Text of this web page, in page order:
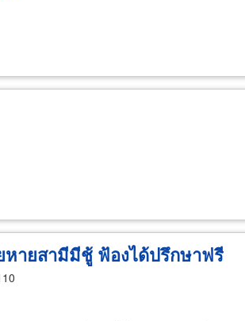
หายสามีมีชู้ ฟ้องได้ปรึกษาฟรี